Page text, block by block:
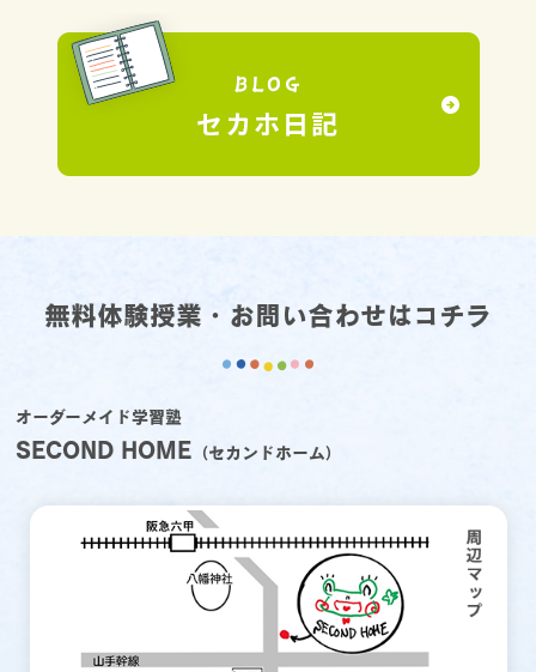
無料体験授業・お問い合わせはコチラ
オーダーメイド学習塾
SECOND HOME（セカンドホーム）